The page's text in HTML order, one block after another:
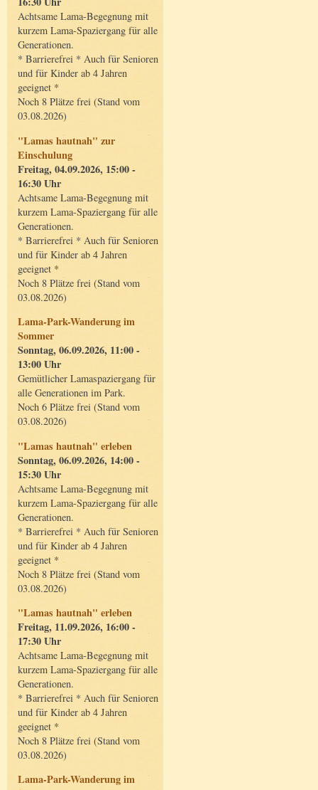
Achtsame Lama-Begegnung mit
kurzem Lama-Spaziergang für alle
Generationen.
* Barrierefrei * Auch für Senioren
und für Kinder ab 4 Jahren
geeignet *
Noch 8 Plätze frei (Stand vom
03.08.2026)
"Lamas hautnah" zur
Einschulung
Freitag, 04.09.2026, 15:00 -
16:30 Uhr
Achtsame Lama-Begegnung mit
kurzem Lama-Spaziergang für alle
Generationen.
* Barrierefrei * Auch für Senioren
und für Kinder ab 4 Jahren
geeignet *
Noch 8 Plätze frei (Stand vom
03.08.2026)
Lama-Park-Wanderung im
Sommer
Sonntag, 06.09.2026, 11:00 -
13:00 Uhr
Gemütlicher Lamaspaziergang für
alle Generationen im Park.
Noch 6 Plätze frei (Stand vom
03.08.2026)
"Lamas hautnah" erleben
Sonntag, 06.09.2026, 14:00 -
15:30 Uhr
Achtsame Lama-Begegnung mit
kurzem Lama-Spaziergang für alle
Generationen.
* Barrierefrei * Auch für Senioren
und für Kinder ab 4 Jahren
geeignet *
Noch 8 Plätze frei (Stand vom
03.08.2026)
"Lamas hautnah" erleben
Freitag, 11.09.2026, 16:00 -
17:30 Uhr
Achtsame Lama-Begegnung mit
kurzem Lama-Spaziergang für alle
Generationen.
* Barrierefrei * Auch für Senioren
und für Kinder ab 4 Jahren
geeignet *
Noch 8 Plätze frei (Stand vom
03.08.2026)
Lama-Park-Wanderung im